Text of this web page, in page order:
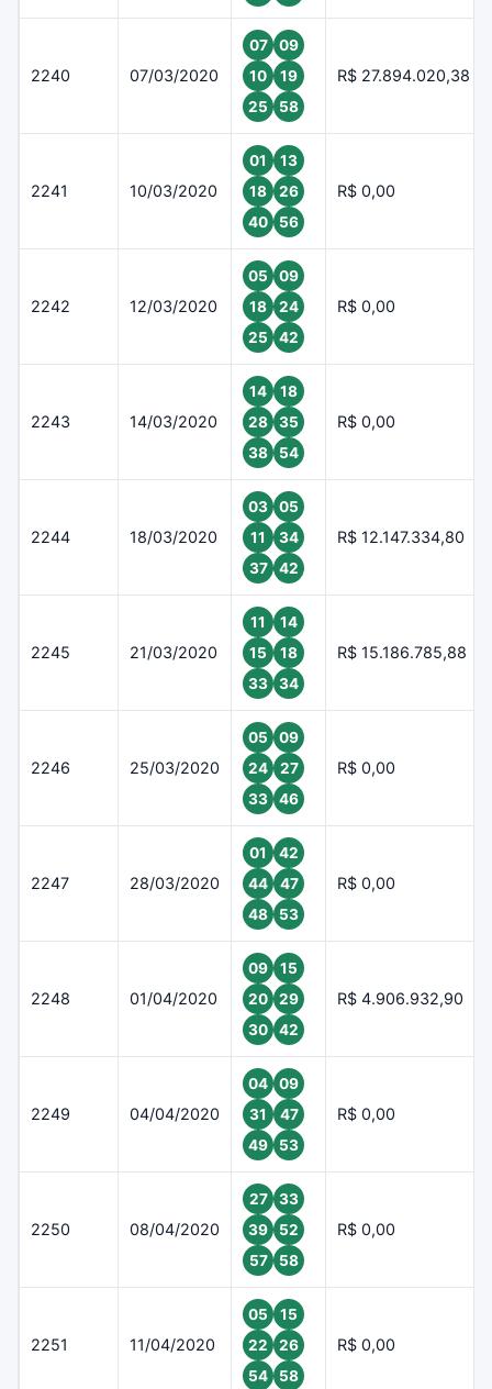
2240 07/03/2020
07
09
10
19
25
58
R$ 27.894.020,38
2241 10/03/2020
01
13
18
26
40
56
R$ 0,00
2242 12/03/2020
05
09
18
24
25
42
R$ 0,00
2243 14/03/2020
14
18
28
35
38
54
R$ 0,00
2244 18/03/2020
03
05
11
34
37
42
R$ 12.147.334,80
2245 21/03/2020
11
14
15
18
33
34
R$ 15.186.785,88
2246 25/03/2020
05
09
24
27
33
46
R$ 0,00
2247 28/03/2020
01
42
44
47
48
53
R$ 0,00
2248 01/04/2020
09
15
20
29
30
42
R$ 4.906.932,90
2249 04/04/2020
04
09
31
47
49
53
R$ 0,00
2250 08/04/2020
27
33
39
52
57
58
R$ 0,00
2251 11/04/2020
05
15
22
26
54
58
R$ 0,00